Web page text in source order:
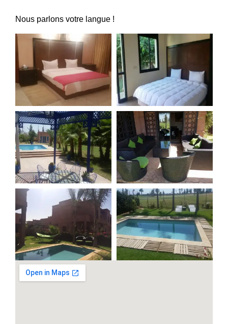
Nous parlons votre langue !